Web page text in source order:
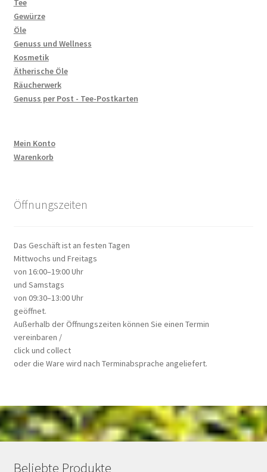
Tee
Gewürze
Öle
Genuss und Wellness
Kosmetik
Ätherische Öle
Räucherwerk
Genuss per Post - Tee-Postkarten
Mein Konto
Warenkorb
Öffnungszeiten
Das Geschäft ist an festen Tagen
Mittwochs und Freitags
von 16:00–19:00 Uhr
und Samstags
von 09:30–13:00 Uhr
geöffnet.
Außerhalb der Öffnungszeiten können Sie einen Termin
vereinbaren /
click und collect
oder die Ware wird nach Terminabsprache angeliefert.
Beliebte Produkte